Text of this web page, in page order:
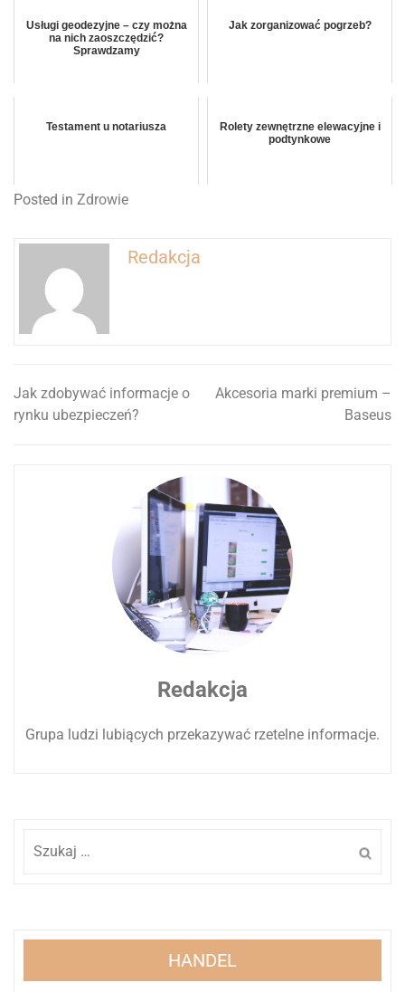
Usługi geodezyjne – czy można
na nich zaoszczędzić?
Sprawdzamy
Jak zorganizować pogrzeb?
Testament u notariusza
Rolety zewnętrzne elewacyjne i
podtynkowe
Posted in Zdrowie
Redakcja
Nawigacja
wpisu
Jak zdobywać informacje o
rynku ubezpieczeń?
Akcesoria marki premium –
Baseus
Redakcja
Grupa ludzi lubiących przekazywać rzetelne informacje.
HANDEL